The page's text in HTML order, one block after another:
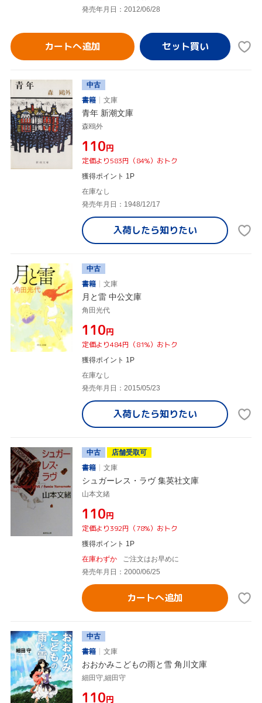
発売年月日：2012/06/28
カートへ追加
中古
書籍
文庫
青年 新潮文庫
森鴎外
¥110円
定価より583円（84%）おトク
獲得ポイント 1P
在庫なし
発売年月日：1948/12/17
入荷したら知りたい
中古
書籍
文庫
月と雷 中公文庫
角田光代
¥110円
定価より484円（81%）おトク
獲得ポイント 1P
在庫なし
発売年月日：2015/05/23
入荷したら知りたい
中古
店舗受取可
書籍
文庫
シュガーレス・ラヴ 集英社文庫
山本文緒
¥110円
定価より392円（78%）おトク
獲得ポイント 1P
在庫わずか
ご注文はお早めに
発売年月日：2000/06/25
カートへ追加
中古
書籍
文庫
おおかみこどもの雨と雪 角川文庫
細田守,細田守
¥110円